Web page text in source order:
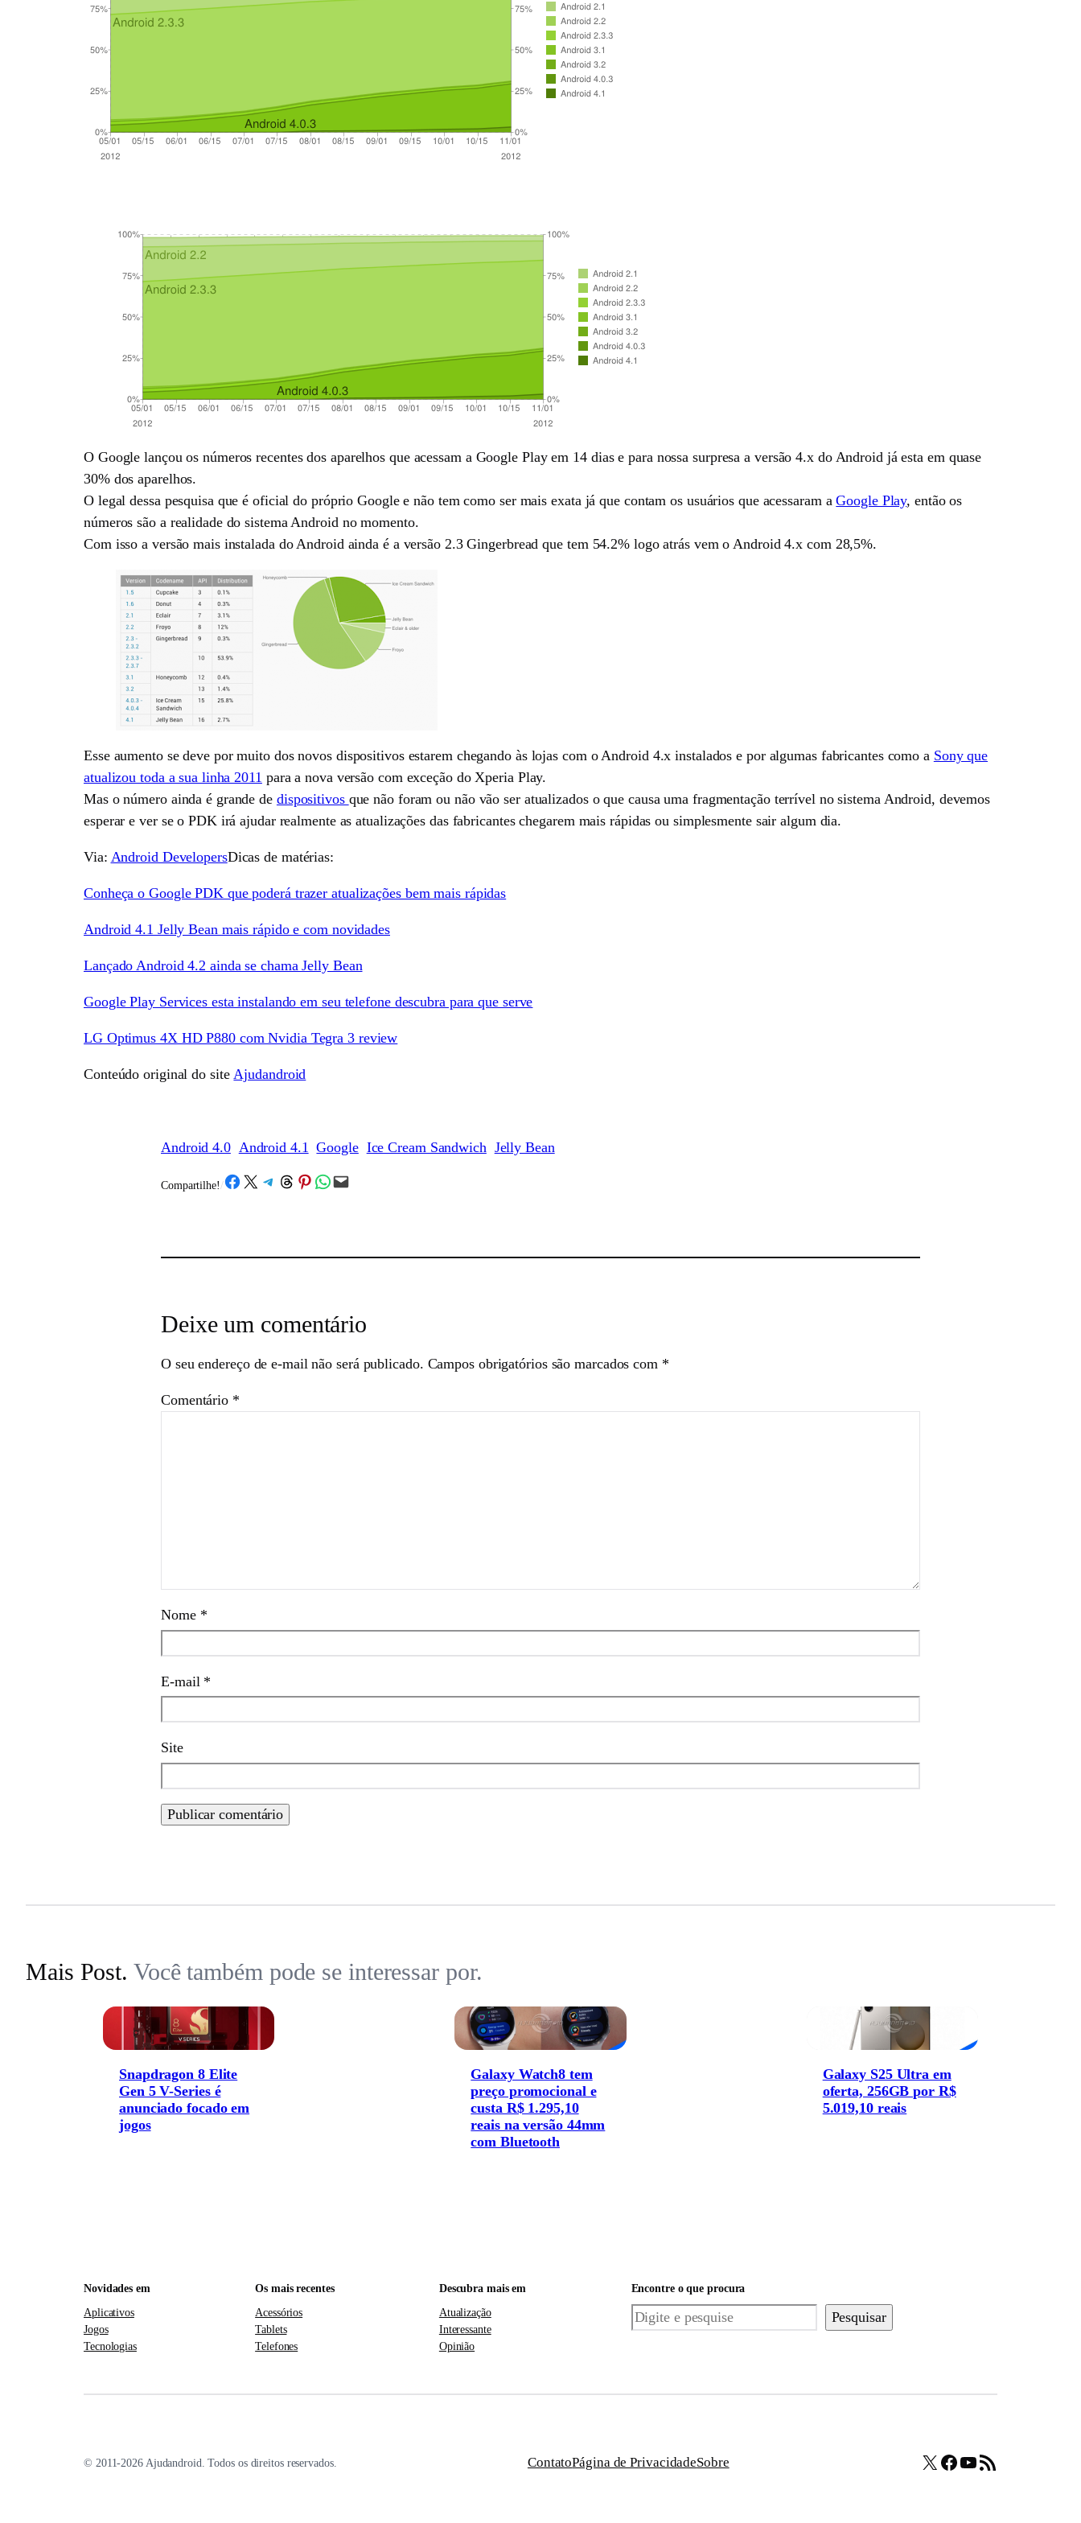
O Google lançou os números recentes dos aparelhos que acessam a Google Play em 14 dias e para nossa surpresa a versão 4.x do Android já esta em quase
30% dos aparelhos.
O legal dessa pesquisa que é oficial do próprio Google e não tem como ser mais exata já que contam os usuários que acessaram aGoogle Play, então os
números são a realidade do sistema Android no momento.
Com isso a versão mais instalada do Android ainda é a versão 2.3 Gingerbread que tem 54.2% logo atrás vem o Android 4.x com 28,5%.
Esse aumento se deve por muito dos novos dispositivos estarem chegando às lojas com o Android 4.x instalados e por algumas fabricantes como a Sony que
atualizou toda a sua linha 2011 para a nova versão com exceção do Xperia Play.
Mas o número ainda é grande de dispositivos que não foram ou não vão ser atualizados o que causa uma fragmentação terrível no sistema Android, devemos
esperar e ver se o PDK irá ajudar realmente as atualizações das fabricantes chegarem mais rápidas ou simplesmente sair algum dia.
Via: Android DevelopersDicas de matérias:
Conheça o Google PDK que poderá trazer atualizações bem mais rápidas
Android 4.1 Jelly Bean mais rápido e com novidades
Lançado Android 4.2 ainda se chama Jelly Bean
Google Play Services esta instalando em seu telefone descubra para que serve
LG Optimus 4X HD P880 com Nvidia Tegra 3 review
Conteúdo original do site Ajudandroid
Android 4.0 Android 4.1 Google Ice Cream Sandwich Jelly Bean
Compartilhe!/Share on Facebook
Share on X Share on Telegram
Share on Threads
Share on Pinterest
Share on WhatsApp
Email this Page
Deixe um comentário
O seu endereço de e-mail não será publicado. Campos obrigatórios são marcados com *
Comentário *
Nome *
E-mail *
Site
Mais Post. Você também pode se interessar por.
Snapdragon 8 Elite
Gen 5 V-Series é
anunciado focado em
jogos
Galaxy Watch8 tem
preço promocional e
custa R$ 1.295,10
reais na versão 44mm
com Bluetooth
Galaxy S25 Ultra em
oferta, 256GB por R$
5.019,10 reais
Novidades em
Aplicativos
Jogos
Tecnologias
Os mais recentes
Acessórios
Tablets
Telefones
Descubra mais em
Atualização
Interessante
Opinião
Encontre o que procura
Pesquisar Pesquisar
© 2011-2026 Ajudandroid. Todos os direitos reservados. ContatoPágina de PrivacidadeSobre X Facebook
Youtube
Feed RSS